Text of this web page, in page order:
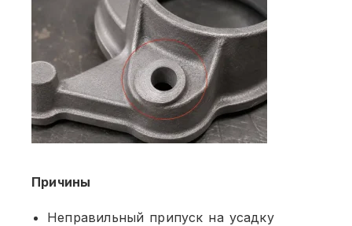
Причины
Неправильный припуск на усадку